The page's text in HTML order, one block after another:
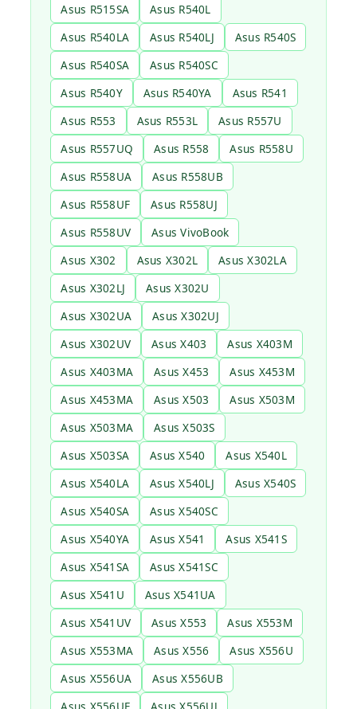
Asus R515SA
Asus R540L
Asus R540LA
Asus R540LJ
Asus R540S
Asus R540SA
Asus R540SC
Asus R540Y
Asus R540YA
Asus R541
Asus R553
Asus R553L
Asus R557U
Asus R557UQ
Asus R558
Asus R558U
Asus R558UA
Asus R558UB
Asus R558UF
Asus R558UJ
Asus R558UV
Asus VivoBook
Asus X302
Asus X302L
Asus X302LA
Asus X302LJ
Asus X302U
Asus X302UA
Asus X302UJ
Asus X302UV
Asus X403
Asus X403M
Asus X403MA
Asus X453
Asus X453M
Asus X453MA
Asus X503
Asus X503M
Asus X503MA
Asus X503S
Asus X503SA
Asus X540
Asus X540L
Asus X540LA
Asus X540LJ
Asus X540S
Asus X540SA
Asus X540SC
Asus X540YA
Asus X541
Asus X541S
Asus X541SA
Asus X541SC
Asus X541U
Asus X541UA
Asus X541UV
Asus X553
Asus X553M
Asus X553MA
Asus X556
Asus X556U
Asus X556UA
Asus X556UB